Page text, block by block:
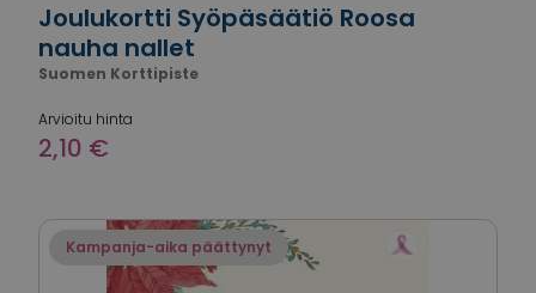
Joulukortti Syöpäsäätiö Roosa
nauha nallet
Suomen Korttipiste
Arvioitu hinta
2,10 €
Kampanja-aika päättynyt